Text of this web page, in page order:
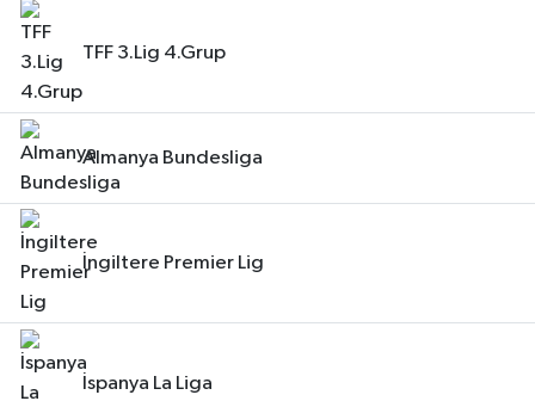
TFF 3.Lig 4.Grup
Almanya Bundesliga
İngiltere Premier Lig
İspanya La Liga